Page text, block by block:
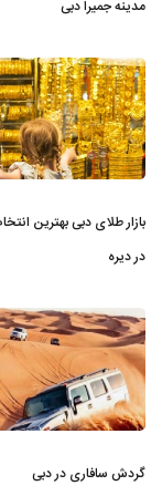
مدینه جمیرا دبی
بازار طلای دبی بهترین
در دیره
گردش سافاری در دبی